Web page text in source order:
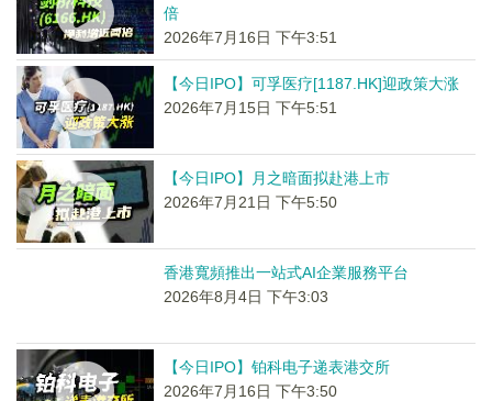
倍
2026年7月16日 下午3:51
【今日IPO】可孚医疗[1187.HK]迎政策大涨
2026年7月15日 下午5:51
【今日IPO】月之暗面拟赴港上市
2026年7月21日 下午5:50
香港寬頻推出一站式AI企業服務平台
2026年8月4日 下午3:03
【今日IPO】铂科电子递表港交所
2026年7月16日 下午3:50